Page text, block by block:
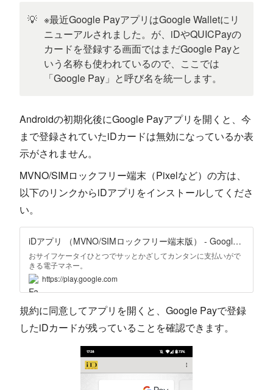
💡 ※最近Google PayアプリはGoogle Walletにリ
ニューアルされました。が、iDやQUICPayの
カードを登録する画面ではまだGoogle Payと
いう名称も使われているので、ここでは
「Google Pay」と呼び名を統一します。
Androidの初期化後にGoogle Payアプリを開くと、今
まで登録されていたiDカードは無効になっているか表
示がされません。
MVNO/SIMロックフリー端末（Pixelなど）の方は、
以下のリンクからiDアプリをインストールしてくださ
い。
iDアプリ （MVNO/SIMロックフリー端末版） - Google Play のアプリ
おサイフケータイひとつでサッとかざしてカンタンに支払いがで
きる電子マネー。
https://play.google.com
規約に同意してアプリを開くと、Google Payで登録
したiDカードが残っていることを確認できます。